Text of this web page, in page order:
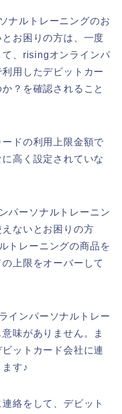
ナルトレーニングのお
お困りの方は、一度
、risingオンラインパ
用したデビットカー
？を確認されること
ドの利用上限金額で
高く設定されていな
パーソナルトレーニン
ないとお困りの方
トレーニングの商品を
上限をオーバーして
インパーソナルトレー
味がありません。ま
ットカード会社に連
す♪
絡をして、デビット